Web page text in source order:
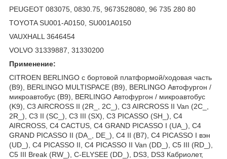
PEUGEOT 083075, 0830.75, 9673528080, 96 735 280 80
TOYOTA SU001-A0150, SU001A0150
VAUXHALL 3646454
VOLVO 31339887, 31330200
Применение:
CITROEN BERLINGO c бортовой платформой/ходовая часть
(B9), BERLINGO MULTISPACE (B9), BERLINGO Автофургон /
микроавтобус (B9), BERLINGO Автофургон / микроавтобус
(K9), C3 AIRCROSS II (2R_, 2C_), C3 AIRCROSS II Van (2C_,
2R_), C3 II (SC_), C3 III (SX), C3 PICASSO (SH_), C4
AIRCROSS, C4 CACTUS, C4 GRAND PICASSO I (UA_), C4
GRAND PICASSO II (DA_, DE_), C4 II (B7), C4 PICASSO I вэн
(UD_), C4 PICASSO II, C4 PICASSO II Van (DD_), C5 III (RD_),
C5 III Break (RW_), C-ELYSEE (DD_), DS3, DS3 Кабриолет,